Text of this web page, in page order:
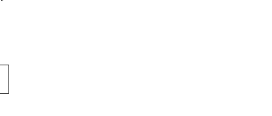
erneuerbaren Energien einsetzen.